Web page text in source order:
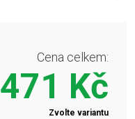
Cena celkem:
471 Kč
Zvolte variantu